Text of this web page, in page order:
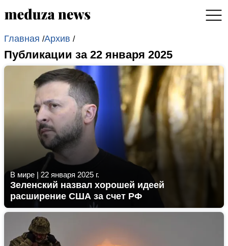
Главная /Архив /
Публикации за 22 января 2025
В мире | 22 января 2025 г.
Зеленский назвал хорошей идеей
расширение США за счет РФ